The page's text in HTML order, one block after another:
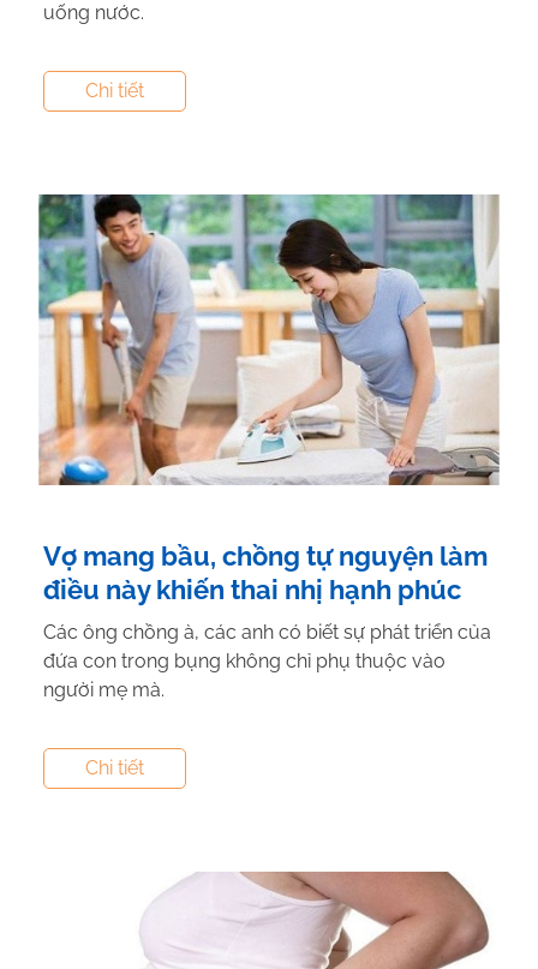
uống nước.
Sĩ Vũ Thị Hậu
Chi tiết
Vợ mang bầu, chồng tự nguyện làm
điều này khiến thai nhị hạnh phúc
Các ông chồng à, các anh có biết sự phát triển của
đứa con trong bụng không chỉ phụ thuộc vào
người mẹ mà.
Sĩ Vũ Thị Hậu
Chi tiết